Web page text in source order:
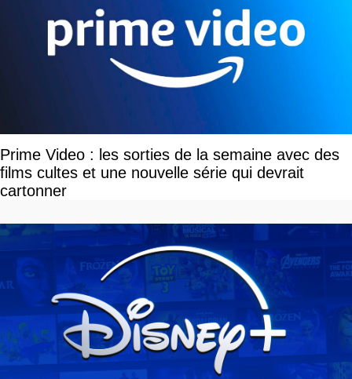
Prime Video : les sorties de la semaine avec des
films cultes et une nouvelle série qui devrait
cartonner